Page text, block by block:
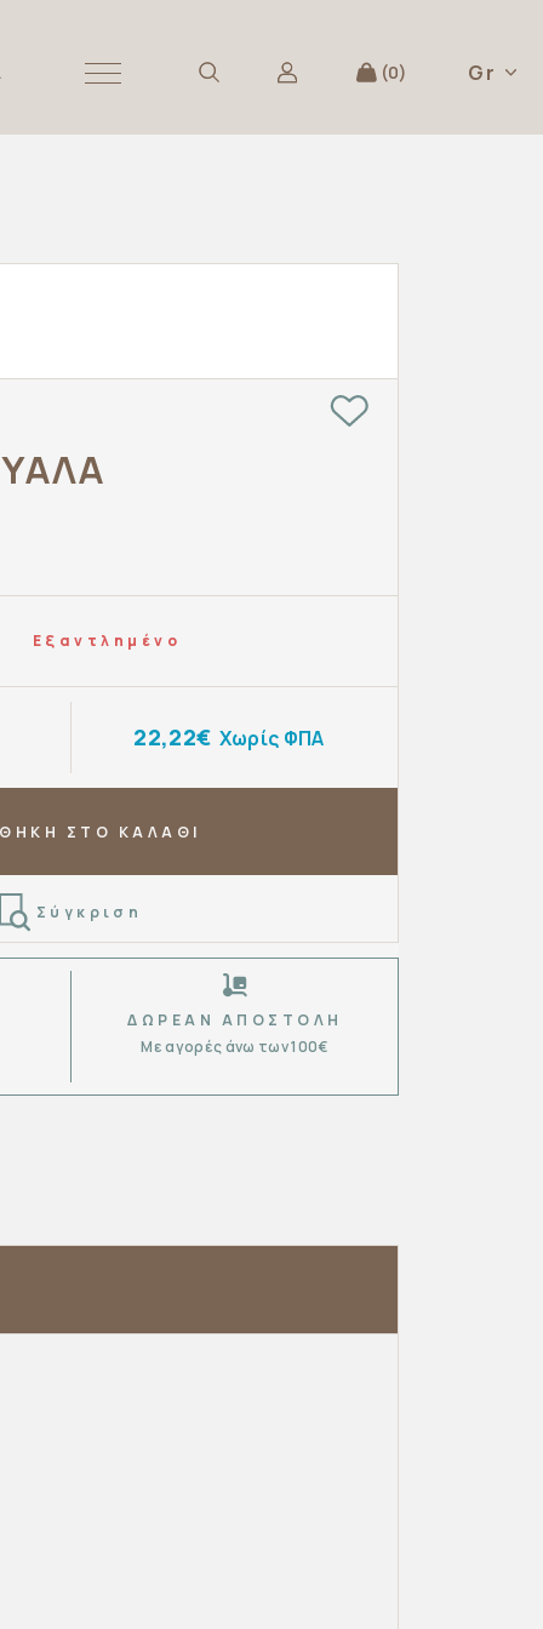
0 Gr
Εξαντλημένο
22,22€ Χωρίς ΦΠΑ
ΣΤΟ ΚΑΛΑΘΙ
Σύγκριση
ΔΩΡΕΆΝ ΑΠΟΣΤΟΛΉ
Με αγορές άνω των 100€